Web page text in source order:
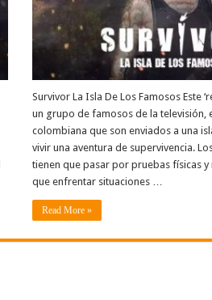
Survivor La Isla De Los Famosos Este
un grupo de famosos de la televisión,
colombiana que son enviados a una
vivir una aventura de supervivencia.
tienen que pasar por pruebas físicas y
que enfrentar situaciones …
Read More »